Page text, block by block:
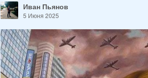
Иван Пьянов
5 Июня 2025